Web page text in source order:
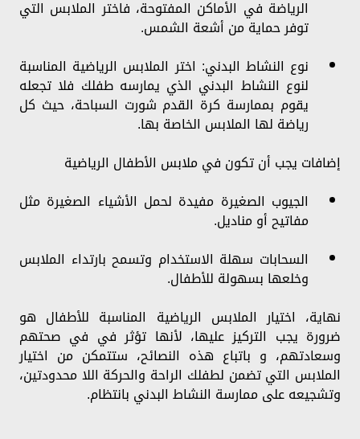
الرياضة في الأماكن المفتوحة، فاختر الملابس التي
توفر حماية من أشعة الشمس.
نوع النشاط البدني: اختر الملابس الرياضية المناسبة
لنوع النشاط البدني الذي يمارسه طفلك فلا تجعله
يقوم بممارسة كرة القدم شورت السباحة، حيث كل
رياضة لها الملابس الخاصة بها.
إضافات يجب أن تكون في ملابس الأطفال الرياضية
الجيوب الصغيرة مفيدة لحمل الأشياء الصغيرة مثل
مفاتيح أو مناديل.
السحابات سهلة الاستخدام وتسمح بارتداء الملابس
وخلعها بسهولة للأطفال.
نهاية، اختيار الملابس الرياضية المناسبة للأطفال هو
ضرورة يجب التركيز عليها، لأنها تؤثر في في صحتهم
وسعادتهم، و باتباع هذه النصائح، ستتمكن من اختيار
الملابس التي تضمن لطفلك الراحة والحركة اللا محدودتين،
وتشجيعه على ممارسة النشاط البدني بانتظام.